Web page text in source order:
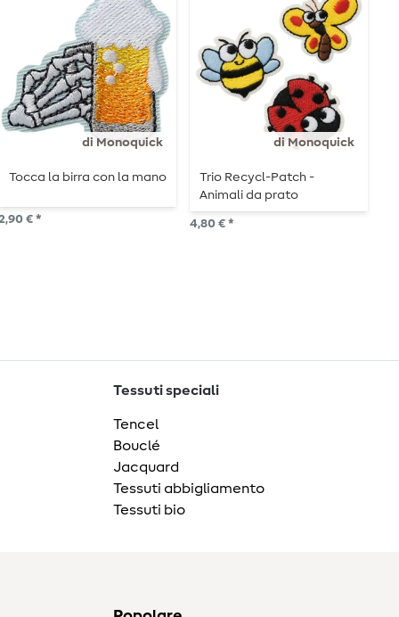
di Monoquick
Tocca la birra con la mano
€ *
di Monoquick
Trio Recycl-Patch -
Animali da prato
4,80 € *
Tessuti speciali
Tencel
Bouclé
Jacquard
Tessuti abbigliamento
Tessuti bio